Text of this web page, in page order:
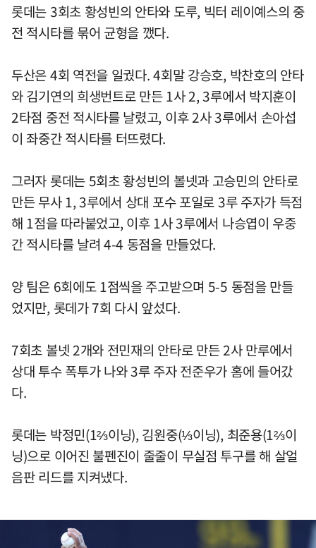
롯데는 3회초 황성빈의 안타와 도루, 빅터 레이예스의 중
전 적시타를 묶어 균형을 깼다.
두산은 4회 역전을 일궜다. 4회말 강승호, 박찬호의 안타
와 김기연의 희생번트로 만든 1사 2, 3루에서 박지훈이
2타점 중전 적시타를 날렸고, 이후 2사 3루에서 손아섭
이 좌중간 적시타를 터뜨렸다.
그러자 롯데는 5회초 황성빈의 볼넷과 고승민의 안타로
만든 무사 1, 3루에서 상대 포수 포일로 3루 주자가 득점
해 1점을 따라붙었고, 이후 1사 3루에서 나승엽이 우중
간 적시타를 날려 4-4 동점을 만들었다.
양 팀은 6회에도 1점씩을 주고받으며 5-5 동점을 만들
었지만, 롯데가 7회 다시 앞섰다.
7회초 볼넷 2개와 전민재의 안타로 만든 2사 만루에서
상대 투수 폭투가 나와 3루 주자 전준우가 홈에 들어갔
다.
롯데는 박정민(1⅔이닝), 김원중(⅓이닝), 최준용(1⅔이
닝)으로 이어진 불펜진이 줄줄이 무실점 투구를 해 살얼
음판 리드를 지켜냈다.